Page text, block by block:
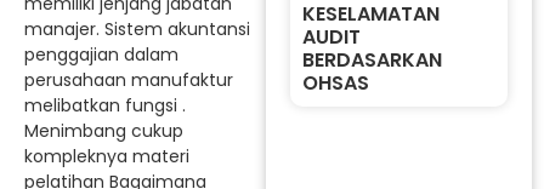
manajer. Sistem akuntansi
penggajian dalam
perusahaan manufaktur
melibatkan fungsi .
Menimbang cukup
kompleknya materi
pelatihan Bagaimana
KESELAMATAN
AUDIT
BERDASARKAN
OHSAS